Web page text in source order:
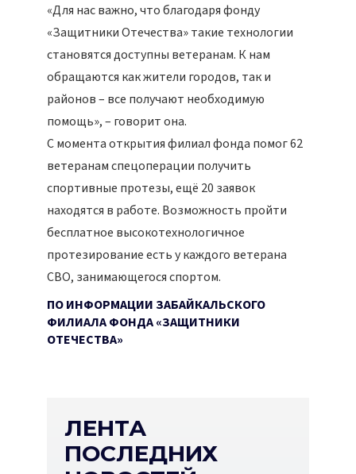
«Для нас важно, что благодаря фонду
«Защитники Отечества» такие технологии
становятся доступны ветеранам. К нам
обращаются как жители городов, так и
районов – все получают необходимую
помощь», – говорит она.
С момента открытия филиал фонда помог 62
ветеранам спецоперации получить
спортивные протезы, ещё 20 заявок
находятся в работе. Возможность пройти
бесплатное высокотехнологичное
протезирование есть у каждого ветерана
СВО, занимающегося спортом.
ПО ИНФОРМАЦИИ ЗАБАЙКАЛЬСКОГО
ФИЛИАЛА ФОНДА «ЗАЩИТНИКИ
ОТЕЧЕСТВА»
ЛЕНТА
ПОСЛЕДНИХ